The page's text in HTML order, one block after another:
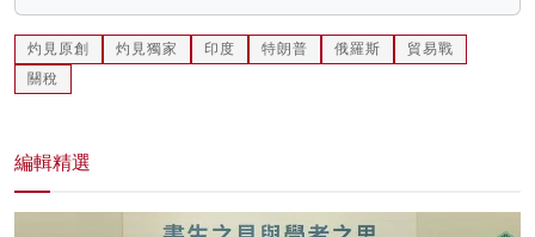
灼見原創 灼見獨家 印度 特朗普 俄羅斯
貿易戰
關稅
編輯精選